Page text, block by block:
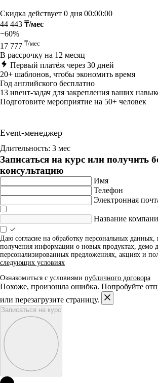
Скидка действует 0 дня 00:00:00
44 443 ₸/мес
−60%
17 777 ₸/мес
В рассрочку на 12 месяц
Первый платёж через 30 дней
20+ шаблонов, чтобы экономить время
Год английского бесплатно
13 ивент-задач для закрепления ваших
Подготовите мероприятие на 50+ человек
Event-менеджер
Длительность: 3 мес
Записаться на курс или получить
консультацию
Имя
Телефон
Электронная
Название
Даю согласие на обработку персональных
получения информации о новых продуктах, демо
персонализированных предложениях, акциях и
следующих условиях
Ознакомиться с условиями публичного договора
Похоже, произошла ошибка. Попробуйте
или перезагрузите страницу.
Записаться на курс